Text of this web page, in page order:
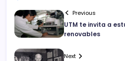
Previous
UTM te invita a
renovables
Next